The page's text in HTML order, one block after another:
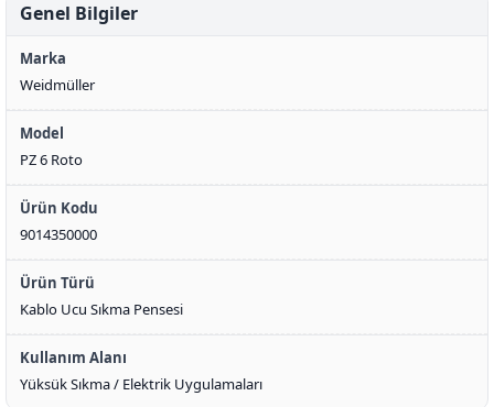
Genel Bilgiler
Marka
Weidmüller
Model
PZ 6 Roto
Ürün Kodu
9014350000
Ürün Türü
Kablo Ucu Sıkma Pensesi
Kullanım Alanı
Yüksük Sıkma / Elektrik Uygulamaları